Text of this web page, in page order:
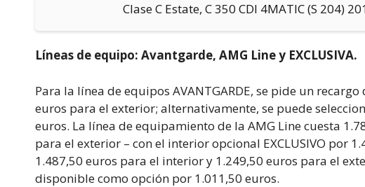
Clase C Estate, C 350 CDI 4MATIC (S 204)
Líneas de equipo: Avantgarde, AMG Line y EXCLUSIVA.
Para la línea de equipos AVANTGARDE, se pide un
euros para el exterior; alternativamente, se puede
euros. La línea de equipamiento de la AMG Line cuesta
para el exterior – con el interior opcional EXCLUSIVO por
1.487,50 euros para el interior y 1.249,50 euros para el
disponible como opción por 1.011,50 euros.